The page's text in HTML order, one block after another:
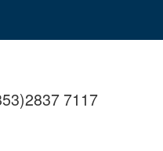
7117